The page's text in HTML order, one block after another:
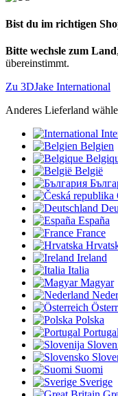
Bist du im richtigen
Bitte wechsle zum Land
übereinstimmt.
Zu 3DJake International
Anderes Lieferland
Belgien
België
España
France
Ireland
Italia
Magyar
Polska
Portugal
Suomi
Sverige